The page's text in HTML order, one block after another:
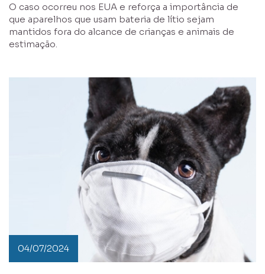
O caso ocorreu nos EUA e reforça a importância de
que aparelhos que usam bateria de lítio sejam
mantidos fora do alcance de crianças e animais de
estimação.
04/07/2024